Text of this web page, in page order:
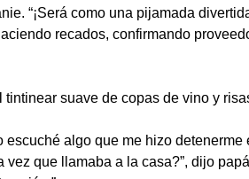
“¡Será como una pijamada
recados, confirmando
suave de copas de vino y
algo que me hizo
vez que llamaba a la casa?”, dijo